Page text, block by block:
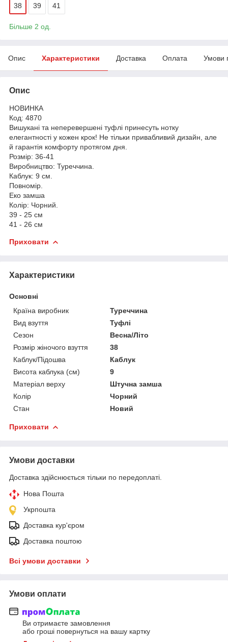
38 39 41
Більше 2 од.
Опис Характеристики Доставка Оплата Умови
Опис
НОВИНКА
Код: 4870
Вишукані та неперевершені туфлі принесуть нотку
елегантності у кожен крок! Не тільки привабливий дизайн, але
й гарантія комфорту протягом дня.
Розмір: 36-41
Виробництво: Туреччина.
Каблук: 9 см.
Повномір.
Еко замша
Колір: Чорний.
39 - 25 см
41 - 26 см
Приховати
Характеристики
Основні
Країна виробник
Туреччина
Вид взуття
Туфлі
Сезон
Весна/Літо
Розмір жіночого взуття
38
Каблук/Підошва
Каблук
Висота каблука (см)
9
Матеріал верху
Штучна замша
Колір
Чорний
Стан
Новий
Приховати
Умови доставки
Доставка здійснюється тільки по передоплаті.
Нова Пошта
Укрпошта
Доставка кур'єром
Доставка поштою
Всі умови доставки
Умови оплати
Ви отримаєте замовлення
або гроші повернуться на вашу картку